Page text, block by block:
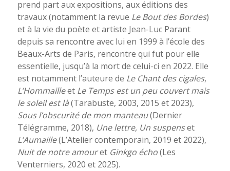
prend part aux expositions, aux éditions des
travaux (notamment la revue Le Bout des Bordes)
et à la vie du poète et artiste Jean-Luc Parant
depuis sa rencontre avec lui en 1999 à l’école des
Beaux-Arts de Paris, rencontre qui fut pour elle
essentielle, jusqu’à la mort de celui-ci en 2022. Elle
est notamment l’auteure de Le Chant des cigales,
L’Hommailleet Le Temps est un peu couvert mais
le soleil est là(Tarabuste, 2003, 2015 et 2023),
Sous l’obscurité de mon manteau(Dernier
Télégramme, 2018), Une lettre, Un suspenset
L’Aumaille(L’Atelier contemporain, 2019 et 2022),
Nuit de notre amouretGinkgo écho(Les
Venterniers, 2020 et 2025).